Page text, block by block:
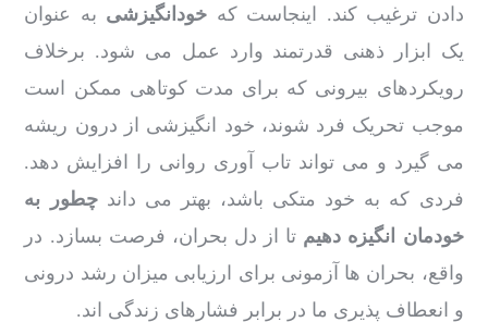
دادن ترغیب کند. اینجاست که خودانگیزشی به عنوان
یک ابزار ذهنی قدرتمند وارد عمل می شود. برخلاف
رویکردهای بیرونی که برای مدت کوتاهی ممکن است
موجب تحریک فرد شوند، خود انگیزشی از درون ریشه
می گیرد و می تواند تاب آوری روانی را افزایش دهد.
فردی که به خود متکی باشد، بهتر می داندچطور به
خودمان انگیزه دهیم تا از دل بحران، فرصت بسازد. در
واقع، بحران ها آزمونی برای ارزیابی میزان رشد درونی
و انعطاف پذیری ما در برابر فشارهای زندگی اند.